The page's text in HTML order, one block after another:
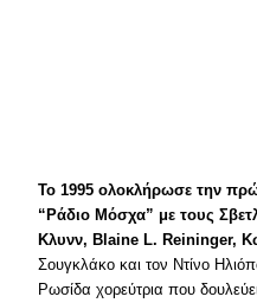
Το 1995 ολοκλήρωσε την
“Ράδιο Μόσχα” με τους
Κλυνν, Blaine L. Reininger,
Σουγκλάκο και τον Ντίνο
Ρωσίδα χορεύτρια που